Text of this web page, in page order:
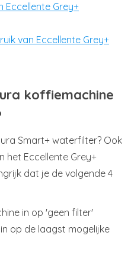
Eccellente Grey+
van Eccellente Grey+
koffiemachine
Smart+ waterfilter? Ook
het Eccellente Grey+
dat je de volgende 4
in op 'geen filter'
op de laagst mogelijke